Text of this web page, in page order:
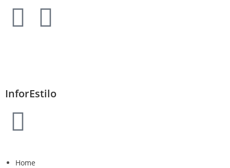
InforEstilo
Home